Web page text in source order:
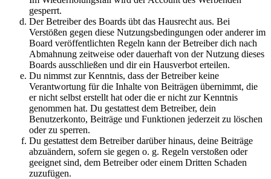
gesperrt.
Der Betreiber des Boards übt das Hausrecht aus. Bei
Verstößen gegen diese Nutzungsbedingungen oder anderer im
Board veröffentlichten Regeln kann der Betreiber dich nach
Abmahnung zeitweise oder dauerhaft von der Nutzung dieses
Boards ausschließen und dir ein Hausverbot erteilen.
Du nimmst zur Kenntnis, dass der Betreiber keine
Verantwortung für die Inhalte von Beiträgen übernimmt, die
er nicht selbst erstellt hat oder die er nicht zur Kenntnis
genommen hat. Du gestattest dem Betreiber, dein
Benutzerkonto, Beiträge und Funktionen jederzeit zu löschen
oder zu sperren.
Du gestattest dem Betreiber darüber hinaus, deine Beiträge
abzuändern, sofern sie gegen o. g. Regeln verstoßen oder
geeignet sind, dem Betreiber oder einem Dritten Schaden
zuzufügen.